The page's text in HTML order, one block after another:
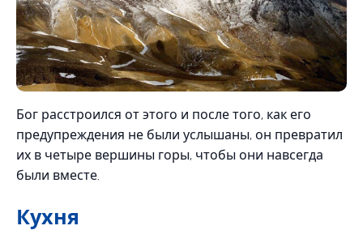
Бог расстроился от этого и после того, как его
предупреждения не были услышаны, он превратил
их в четыре вершины горы, чтобы они навсегда
были вместе.
Кухня